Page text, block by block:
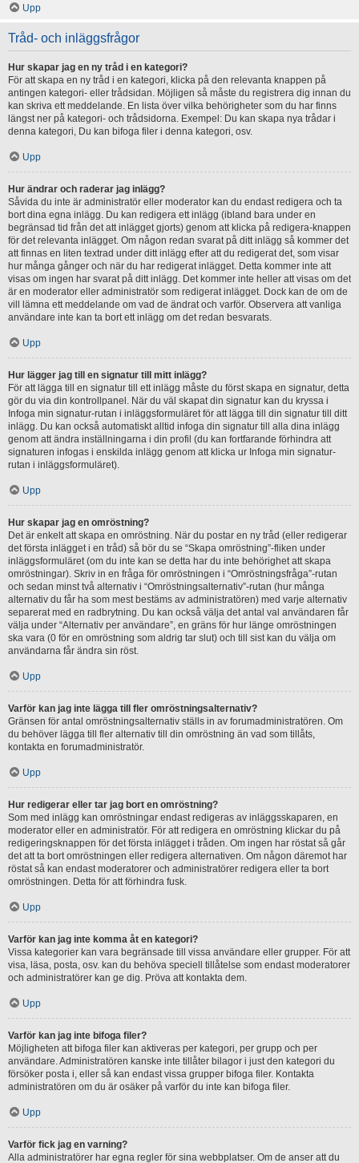
Upp
Tråd- och inläggsfrågor
Hur skapar jag en ny tråd i en kategori?
För att skapa en ny tråd i en kategori, klicka på den relevanta knappen på
antingen kategori- eller trådsidan. Möjligen så måste du registrera dig innan du
kan skriva ett meddelande. En lista över vilka behörigheter som du har finns
längst ner på kategori- och trådsidorna. Exempel: Du kan skapa nya trådar i
denna kategori, Du kan bifoga filer i denna kategori, osv.
Upp
Hur ändrar och raderar jag inlägg?
Såvida du inte är administratör eller moderator kan du endast redigera och ta
bort dina egna inlägg. Du kan redigera ett inlägg (ibland bara under en
begränsad tid från det att inlägget gjorts) genom att klicka på redigera-knappen
för det relevanta inlägget. Om någon redan svarat på ditt inlägg så kommer det
att finnas en liten textrad under ditt inlägg efter att du redigerat det, som visar
hur många gånger och när du har redigerat inlägget. Detta kommer inte att
visas om ingen har svarat på ditt inlägg. Det kommer inte heller att visas om det
är en moderator eller administratör som redigerat inlägget. Dock kan de om de
vill lämna ett meddelande om vad de ändrat och varför. Observera att vanliga
användare inte kan ta bort ett inlägg om det redan besvarats.
Upp
Hur lägger jag till en signatur till mitt inlägg?
För att lägga till en signatur till ett inlägg måste du först skapa en signatur, detta
gör du via din kontrollpanel. När du väl skapat din signatur kan du kryssa i
Infoga min signatur-rutan i inläggsformuläret för att lägga till din signatur till ditt
inlägg. Du kan också automatiskt alltid infoga din signatur till alla dina inlägg
genom att ändra inställningarna i din profil (du kan fortfarande förhindra att
signaturen infogas i enskilda inlägg genom att klicka ur Infoga min signatur-
rutan i inläggsformuläret).
Upp
Hur skapar jag en omröstning?
Det är enkelt att skapa en omröstning. När du postar en ny tråd (eller redigerar
det första inlägget i en tråd) så bör du se “Skapa omröstning”-fliken under
inläggsformuläret (om du inte kan se detta har du inte behörighet att skapa
omröstningar). Skriv in en fråga för omröstningen i “Omröstningsfråga”-rutan
och sedan minst två alternativ i “Omröstningsalternativ”-rutan (hur många
alternativ du får ha som mest bestäms av administratören) med varje alternativ
separerat med en radbrytning. Du kan också välja det antal val användaren får
välja under “Alternativ per användare”, en gräns för hur länge omröstningen
ska vara (0 för en omröstning som aldrig tar slut) och till sist kan du välja om
användarna får ändra sin röst.
Upp
Varför kan jag inte lägga till fler omröstningsalternativ?
Gränsen för antal omröstningsalternativ ställs in av forumadministratören. Om
du behöver lägga till fler alternativ till din omröstning än vad som tillåts,
kontakta en forumadministratör.
Upp
Hur redigerar eller tar jag bort en omröstning?
Som med inlägg kan omröstningar endast redigeras av inläggsskaparen, en
moderator eller en administratör. För att redigera en omröstning klickar du på
redigeringsknappen för det första inlägget i tråden. Om ingen har röstat så går
det att ta bort omröstningen eller redigera alternativen. Om någon däremot har
röstat så kan endast moderatorer och administratörer redigera eller ta bort
omröstningen. Detta för att förhindra fusk.
Upp
Varför kan jag inte komma åt en kategori?
Vissa kategorier kan vara begränsade till vissa användare eller grupper. För att
visa, läsa, posta, osv. kan du behöva speciell tillåtelse som endast moderatorer
och administratörer kan ge dig. Pröva att kontakta dem.
Upp
Varför kan jag inte bifoga filer?
Möjligheten att bifoga filer kan aktiveras per kategori, per grupp och per
användare. Administratören kanske inte tillåter bilagor i just den kategori du
försöker posta i, eller så kan endast vissa grupper bifoga filer. Kontakta
administratören om du är osäker på varför du inte kan bifoga filer.
Upp
Varför fick jag en varning?
Alla administratörer har egna regler för sina webbplatser. Om de anser att du